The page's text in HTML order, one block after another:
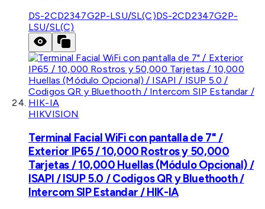
DS-2CD2347G2P-LSU/SL(C)DS-2CD2347G2P-
LSU/SL(C)
HIKVISION
Terminal Facial WiFi con pantalla de 7" /
Exterior IP65 / 10,000 Rostros y 50,000
Tarjetas / 10,000 Huellas (Módulo Opcional) /
ISAPI / ISUP 5.0 / Codigos QR y Bluethooth /
Intercom SIP Estandar / HIK-IA